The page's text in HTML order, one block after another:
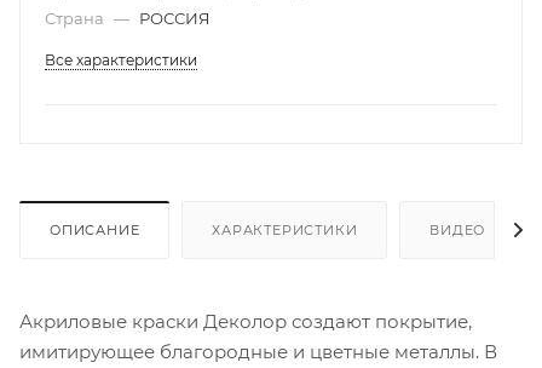
Страна — РОССИЯ
Все характеристики
ОПИСАНИЕ ХАРАКТЕРИСТИКИ ВИДЕО
Акриловые краски Деколор создают покрытие,
имитирующее благородные и цветные металлы. В